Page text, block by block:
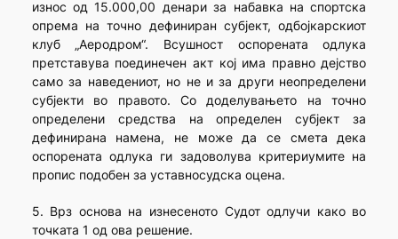
износ од 15.000,00 денари за набавка на спортска
опрема на точно дефиниран субјект, одбојкарскиот
клуб „Аеродром“. Всушност оспорената одлука
претставува поединечен акт кој има правно дејство
само за наведениот, но не и за други неопределени
субјекти во правото. Со доделувањето на точно
определени средства на определен субјект за
дефинирана намена, не може да се смета дека
оспорената одлука ги задоволува критериумите на
пропис подобен за уставносудска оцена.
5. Врз основа на изнесеното Судот одлучи како во
точката 1 од ова решение.